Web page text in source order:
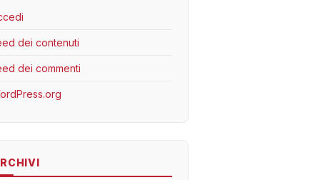
dei contenuti
dei commenti